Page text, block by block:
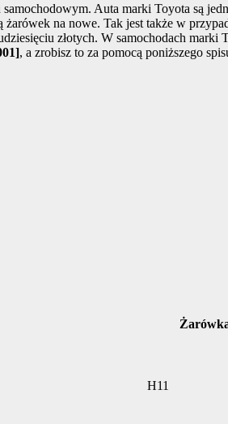
Auta marki Toyota są
na nowe. Tak jest także w
złotych. W samochodach
, a zrobisz to za pomocą poniższego
H11